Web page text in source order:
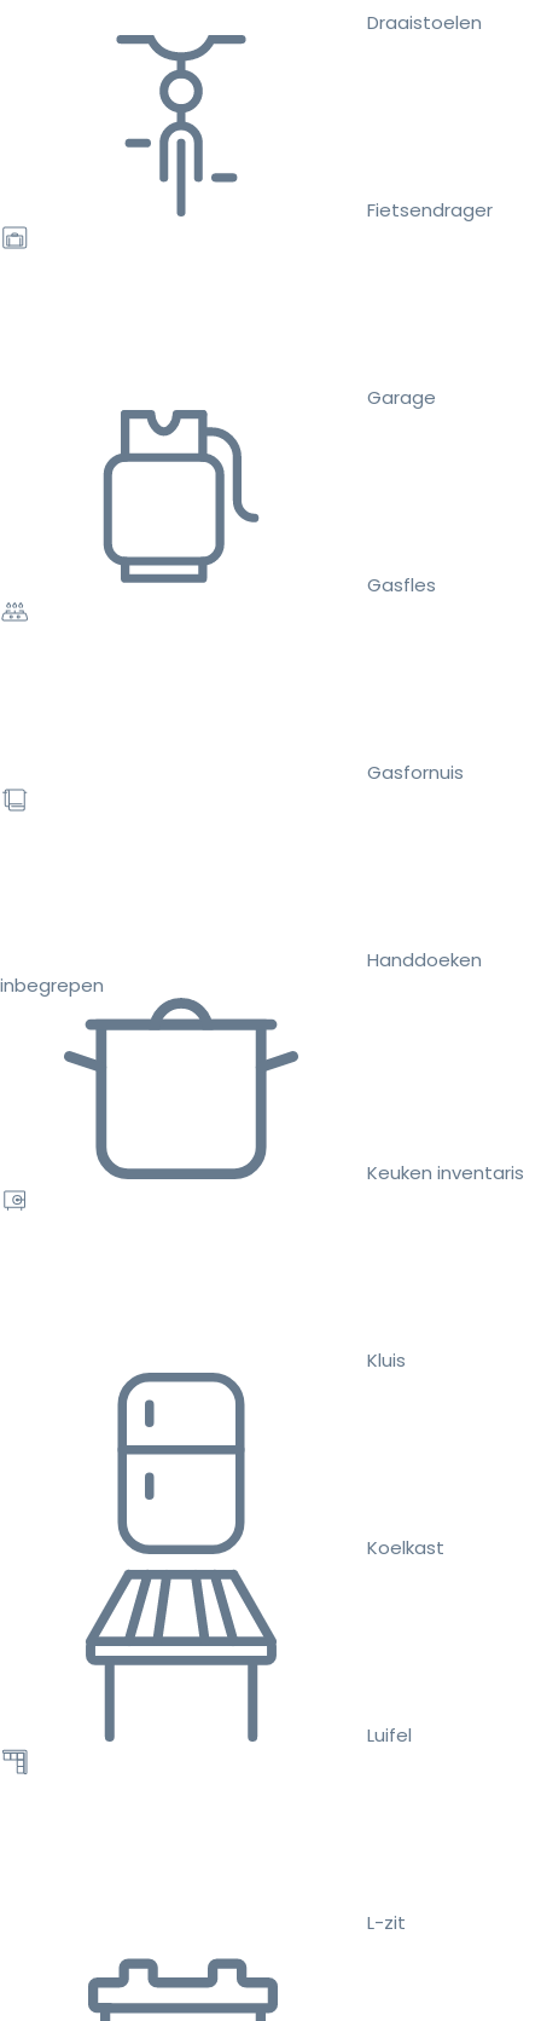
Draaistoelen
Fietsendrager
Garage
Gasfles
Gasfornuis
Handdoeken
inbegrepen
Keuken inventaris
Kluis
Koelkast
Luifel
L-zit